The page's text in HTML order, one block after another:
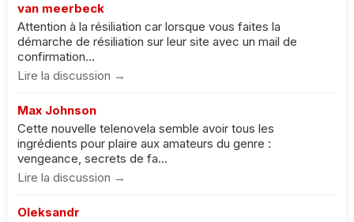
van meerbeck
Attention à la résiliation car lorsque vous faites la
démarche de résiliation sur leur site avec un mail de
confirmation...
Lire la discussion →
Max Johnson
Cette nouvelle telenovela semble avoir tous les
ingrédients pour plaire aux amateurs du genre :
vengeance, secrets de fa...
Lire la discussion →
Oleksandr